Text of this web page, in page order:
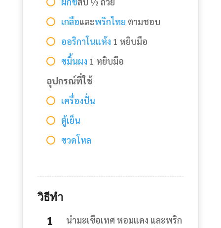
เกลือและพริกไทย ตามชอบ
ออริกาโนแห้ง 1 หยิบมือ
ขมิ้นผง 1 หยิบมือ
อุปกรณ์ที่ใช้
เครื่องปั่น
ตู้เย็น
ขวดโหล
วิธีทำ
นำมะเขือเทศ หอมแดง และพริก